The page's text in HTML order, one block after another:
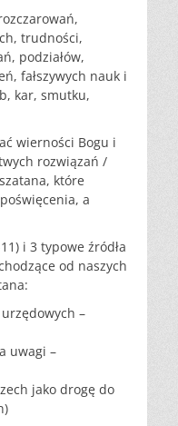
trudności,
podziałów,
fałszywych nauk i
kar, smutku,
wierności Bogu i
rozwiązań /
które
a
i 3 typowe źródła
od naszych
–
uwagi –
jako drogę do